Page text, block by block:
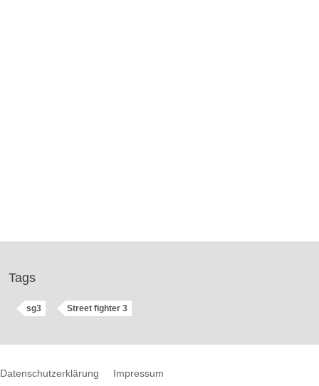
Tags
sg3 Street fighter 3
Datenschutzerklärung Impressum